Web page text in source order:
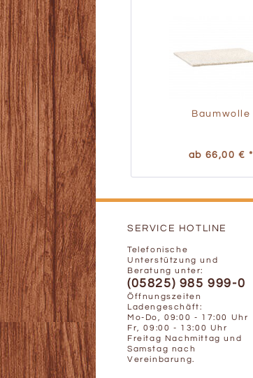
Baumwolle
ab 66,00 € *
SERVICE HOTLINE
Telefonische
Unterstützung und
Beratung unter:
(05825) 985 999-0
Öffnungszeiten
Ladengeschäft:
Mo-Do, 09:00 - 17:00 Uhr
Fr, 09:00 - 13:00 Uhr
Freitag Nachmittag und
Samstag nach
Vereinbarung.